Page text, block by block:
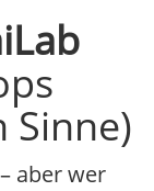
Sinne)
aber wer